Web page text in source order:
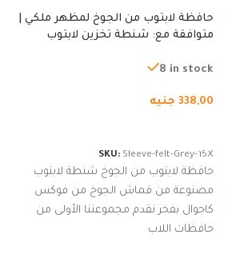
حافظة لابتوب من الجوخ لمظهر ملكي |
متوافقة مع: شنطة تخزين لابتوب
من الجوخ لجهاز نوت بوك والتابلت،
8 in stock
338,00 جنيه
SKU: Sleeve-felt-Grey-15X
حافظة لابتوب من الجوخ شنطة لابتوب
مصنوعة من قماش الجوخ من فوكس
كاجوال بفخر نقدم مجموعتنا الأولى من
حافظات اللاب